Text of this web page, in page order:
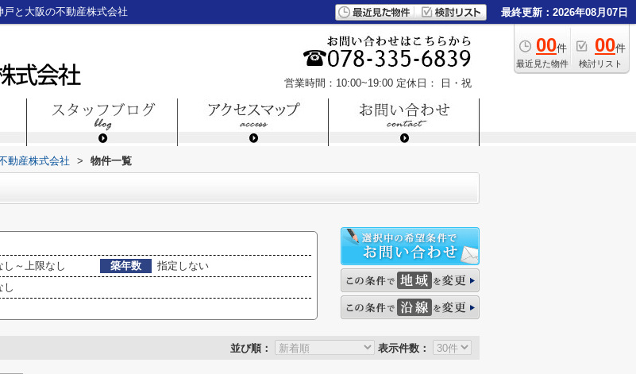
と大阪の不動産株式会社 最終更新：2026年08月07日
00件
最近見た物件
00件
検討リスト
営業時間：10:00~19:00 定休日： 日・祝
動産株式会社 > 物件一覧
し～上限なし 築年数
指定しない
し
並び順： 表示件数：